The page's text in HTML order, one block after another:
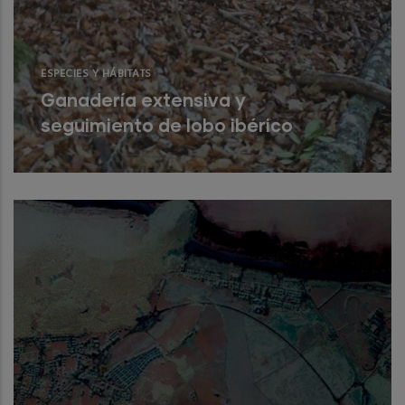
ESPECIES Y HÁBITATS
Ganadería extensiva y
seguimiento de lobo ibérico
Seguimiento y revisión de las ubicaciones
de lobo en las sierras de Híjar y Cordel,
mediante la instalación de 25 cám